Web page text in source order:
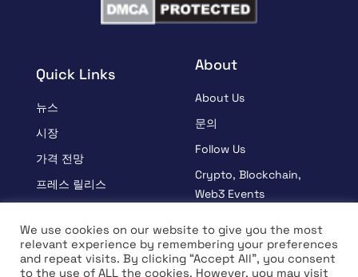
Quick Links
뉴스
시장
가격 전망
프레스 릴리스
학습
인터뷰
About
About Us
문의
Follow Us
Crypto, Blockchain,
Web3 Events
Terms And Condition
Privacy Policy
We use cookies on our website to give you the most
relevant experience by remembering your preferences
and repeat visits. By clicking “Accept All”, you consent
to the use of ALL the cookies. However, you may visit